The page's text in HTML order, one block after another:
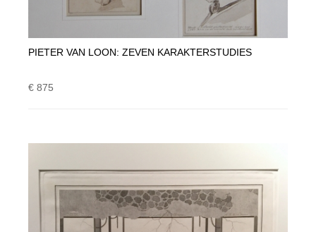
PIETER VAN LOON: ZEVEN KARAKTERSTUDIES
€ 875